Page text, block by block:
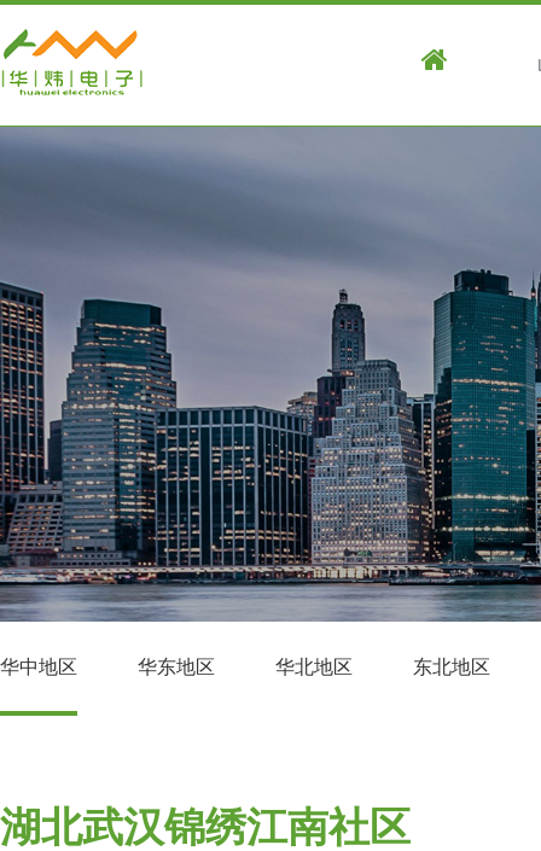
华中地区 华东地区 华北地区 东北地区
湖北武汉锦绣江南社区